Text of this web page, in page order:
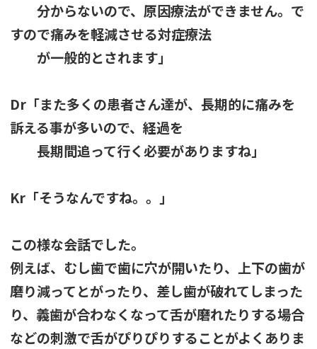
分からないので、原因療法ができません。で
すので痛みを軽減させる対症療法
が一般的とされます」
Dr「また多くの患者さん達が、長期的に痛みを
訴える事が多いので、経過を
長期間追って行く必要がありますね」
Kr「そうなんですね。。」
この様な会話でした。
例えば、むし歯で歯に穴が開いたり、上下の歯が
磨り減ってとがったり、差し歯が破れてしまった
り、義歯が合わなくなって舌が磨れたりする場合
などの刺激で舌がぴりぴりすることがよくありま